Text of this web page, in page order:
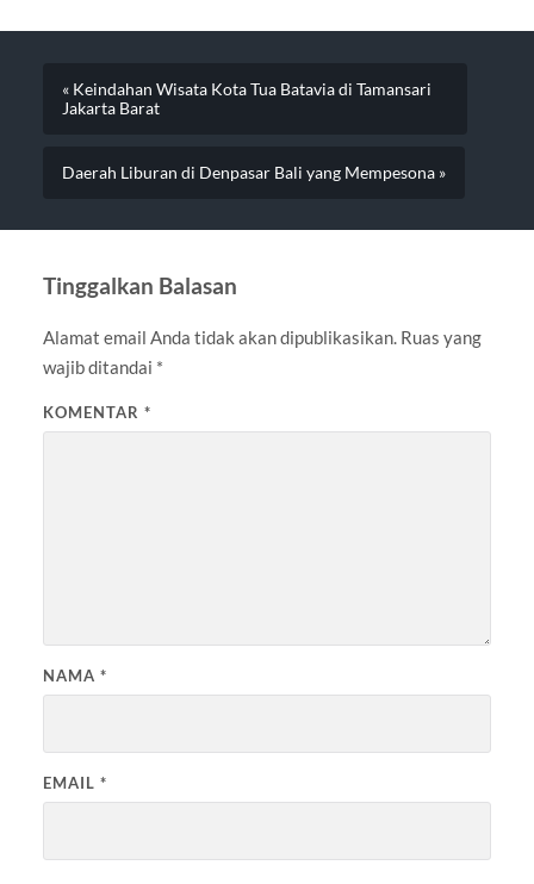
« Keindahan Wisata Kota Tua Batavia di Tamansari
Jakarta Barat
Daerah Liburan di Denpasar Bali yang Mempesona »
Tinggalkan Balasan
Alamat email Anda tidak akan dipublikasikan. Ruas yang
wajib ditandai *
KOMENTAR *
NAMA *
EMAIL *